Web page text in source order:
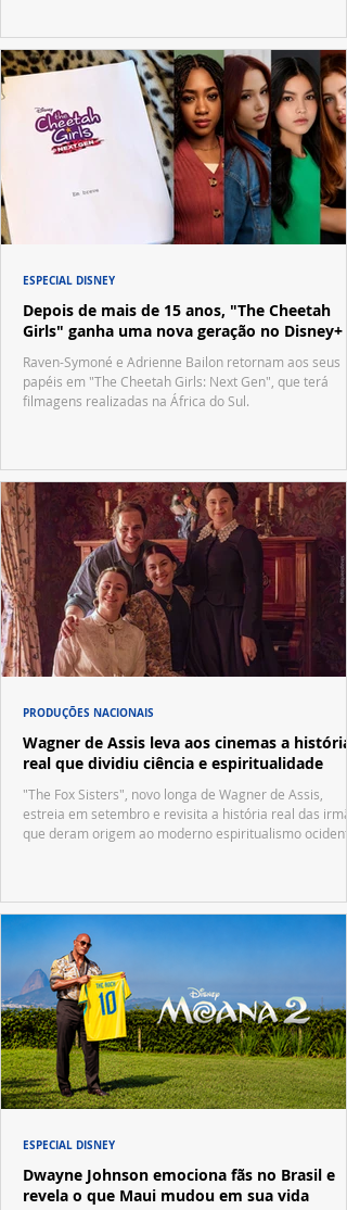
Depois de mais de 15 anos, "The Cheetah
Girls" ganha uma nova geração no Disney+
Raven-Symoné e Adrienne Bailon retornam aos seus
papéis em "The Cheetah Girls: Next Gen", que terá
filmagens realizadas na África do Sul.
ESPECIAL DISNEY
Wagner de Assis leva aos cinemas a história
real que dividiu ciência e espiritualidade
"The Fox Sisters", novo longa de Wagner de Assis,
estreia em setembro e revisita a história real das
que deram origem ao moderno espiritualismo
PRODUÇÕES NACIONAIS
Dwayne Johnson emociona fãs no Brasil e
revela o que Maui mudou em sua vida
ESPECIAL DISNEY